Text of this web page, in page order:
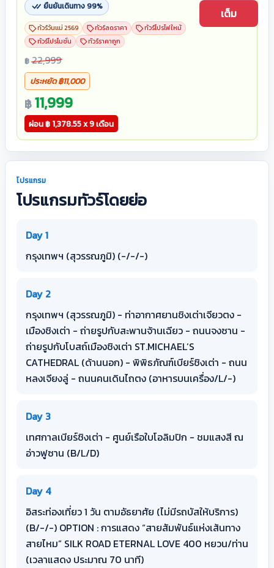
ยืนยันเดินทาง 99%
ทัวร์วันแม่ 2569 ทัวร์ลดราคา
ทัวร์โปรไฟใหม้
ทัวร์โปรโมชั่น
ทัวร์ราคาถูก
฿ 22,999
ประหยัด฿11,000
฿11,999
ผ่อน฿ 1,378.55 x 9 เดือน
เต็ม
โปรแกรม
โปรแกรมทัวร์โดยย่อ
Day 1
กรุงเทพฯ (สุวรรณภูมิ) (-/-/-)
Day 2
กรุงเทพฯ (สุวรรณภูมิ) - ท่าอากาศยานชิงเต่าเจียวตง -
เมืองชิงเต่า - ถ่ายรูปกับสะพานจ้านเฉียว - ถนนจงซาน -
ถ่ายรูปกับโบสถ์เมืองชิงเต่า ST.MICHAEL’S
CATHEDRAL (ด้านนอก) - พิพิธภัณฑ์เบียร์ชิงเต่า - ถนน
หลงเจียงลู่ - ถนนคนเดินไถตง (อาหารบนเครื่อง/L/-)
Day 3
เทศกาลเบียร์ชิงเต่า - ศูนย์เรือใบโอลิมปิก - ชมแสงสี ณ
อ่าวฟูซาน (B/L/D)
Day 4
อิสระท่องเที่ยว 1 วัน ตามอัธยาศัย (ไม่มีรถบัสให้บริการ)
(B/-/-) OPTION : การแสดง “สายสัมพันธ์แห่งเส้นทาง
สายไหม” SILK ROAD ETERNAL LOVE 400 หยวน/ท่าน
(เวลาแสดง ประมาณ 70 นาที)